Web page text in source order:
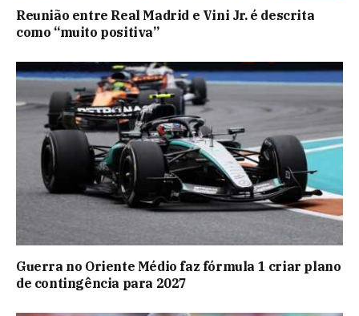
Reunião entre Real Madrid e Vini Jr. é descrita
como “muito positiva”
Guerra no Oriente Médio faz fórmula 1 criar plano
de contingência para 2027